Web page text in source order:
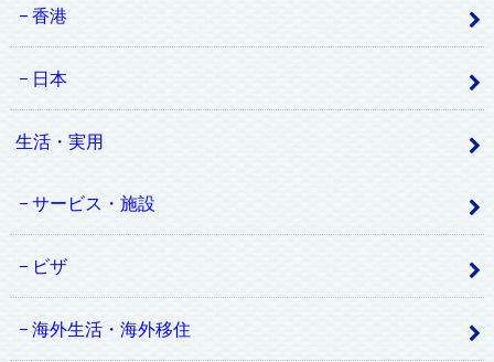
香港
日本
生活・実用
サービス・施設
ビザ
海外生活・海外移住